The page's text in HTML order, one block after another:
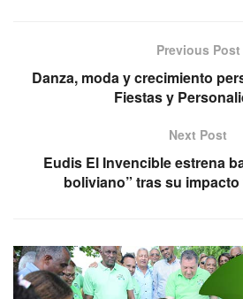
Previous Post
Danza, moda y crecimiento
Fiestas y
Next Post
Eudis El Invencible estrena
boliviano” tras su